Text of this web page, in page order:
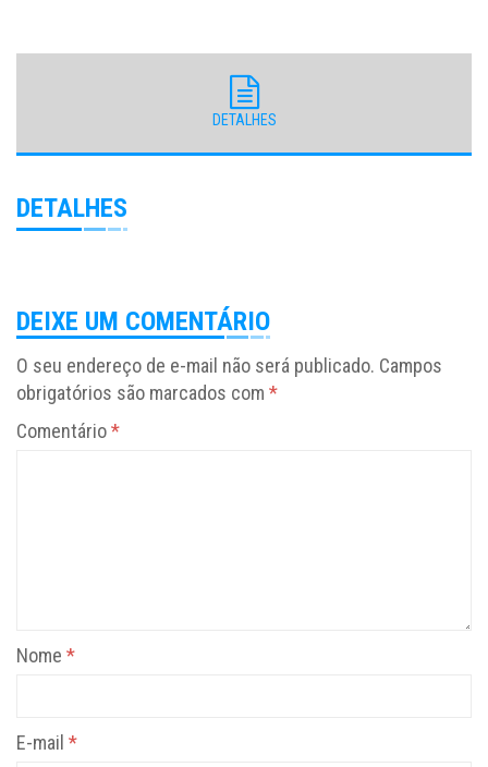
DETALHES
DETALHES
DEIXE UM COMENTÁRIO
O seu endereço de e-mail não será publicado. Campos
obrigatórios são marcados com *
Comentário*
Nome *
E-mail *